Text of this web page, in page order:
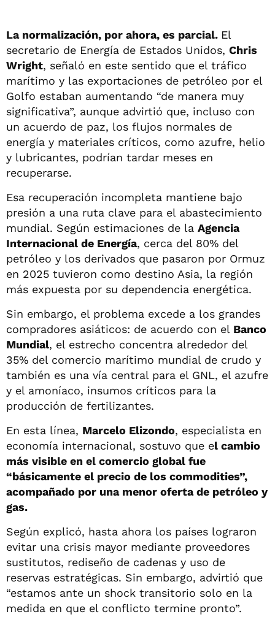
La normalización, por ahora, es parcial. El
secretario de Energía de Estados Unidos, Chris
Wright, señaló en este sentido que el tráfico
marítimo y las exportaciones de petróleo por el
Golfo estaban aumentando “de manera muy
significativa”, aunque advirtió que, incluso con
un acuerdo de paz, los flujos normales de
energía y materiales críticos, como azufre, helio
y lubricantes, podrían tardar meses en
recuperarse.
Esa recuperación incompleta mantiene bajo
presión a una ruta clave para el abastecimiento
mundial. Según estimaciones de la Agencia
Internacional de Energía, cerca del 80% del
petróleo y los derivados que pasaron por Ormuz
en 2025 tuvieron como destino Asia, la región
más expuesta por su dependencia energética.
Sin embargo, el problema excede a los grandes
compradores asiáticos: de acuerdo con el Banco
Mundial, el estrecho concentra alrededor del
35% del comercio marítimo mundial de crudo y
también es una vía central para el GNL, el azufre
y el amoníaco, insumos críticos para la
producción de fertilizantes.
En esta línea, Marcelo Elizondo, especialista en
economía internacional, sostuvo que el cambio
más visible en el comercio global fue
“básicamente el precio de los commodities”,
acompañado por una menor oferta de petróleo y
gas.
Según explicó, hasta ahora los países lograron
evitar una crisis mayor mediante proveedores
sustitutos, rediseño de cadenas y uso de
reservas estratégicas. Sin embargo, advirtió que
“estamos ante un shock transitorio solo en la
medida en que el conflicto termine pronto”.